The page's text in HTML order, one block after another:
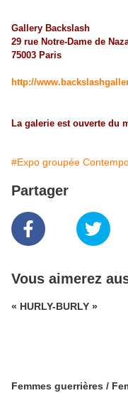
Gallery Backslash
29 rue Notre-Dame de
75003 Paris
http://
La galerie est ouverte du
#Expo groupée
Partager
Vous aimerez
« HURLY-BURLY »
Femmes guerrières /